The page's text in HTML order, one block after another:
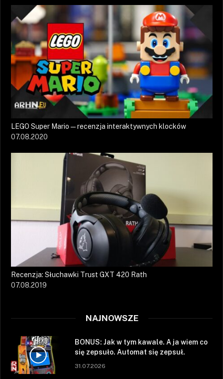
LEGO Super Mario — recenzja interaktywnych klocków
07.08.2020
Recenzja: Słuchawki Trust GXT 420 Rath
07.08.2019
NAJNOWSZE
BONUS: Jak w tym kawale. A ja wiem co
się zepsuło. Automat się zepsuł.
31.07.2026